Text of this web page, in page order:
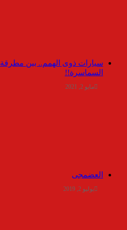
سيارات ذوى الهمم.. بين
السماسرة!!
مايو 2, 2021
العضمجى
يوليو 2, 2019